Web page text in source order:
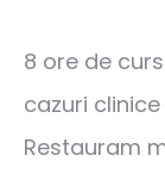
8 ore de
cazuri
Restauram